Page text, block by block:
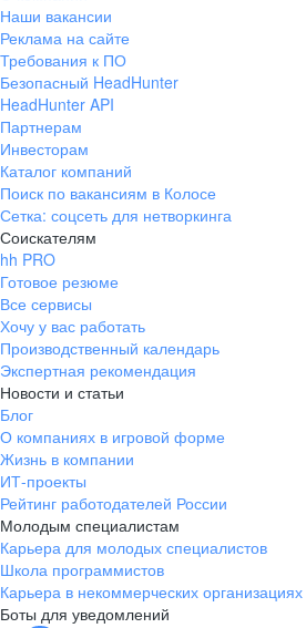
Наши вакансии
Реклама на сайте
Требования к ПО
Безопасный HeadHunter
HeadHunter API
Партнерам
Инвесторам
Каталог компаний
Поиск по вакансиям в Колосе
Сетка: соцсеть для нетворкинга
Соискателям
hh PRO
Готовое резюме
Все сервисы
Хочу у вас работать
Производственный календарь
Экспертная рекомендация
Новости и статьи
Блог
О компаниях в игровой форме
Жизнь в компании
ИТ-проекты
Рейтинг работодателей России
Молодым специалистам
Карьера для молодых специалистов
Школа программистов
Карьера в некоммерческих организациях
Боты для уведомлений